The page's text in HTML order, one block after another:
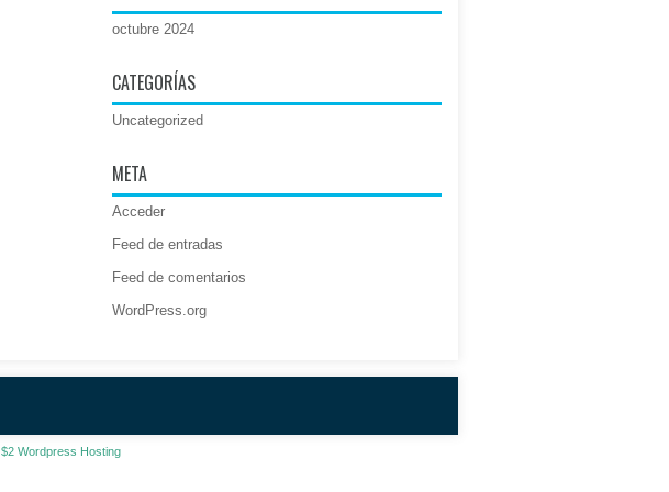
octubre 2024
CATEGORÍAS
Uncategorized
META
Acceder
Feed de entradas
Feed de comentarios
WordPress.org
$2 Wordpress Hosting